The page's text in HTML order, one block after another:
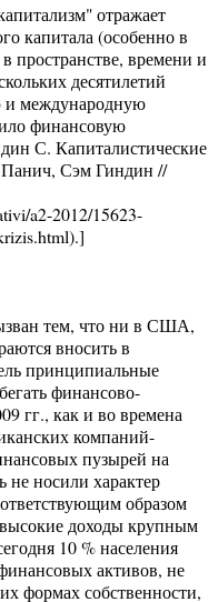
отражает
капитала (особенно в
пространстве, времени и
десятилетий
и международную
финансовую
С. Капиталистические
Сэм Гиндин //
a2-2012/15623-
тем, что ни в США,
вносить в
принципиальные
финансово-
гг., как и во времена
компаний-
пузырей на
носили характер
образом
доходы крупным
10 % населения
активов, не
формах собственности,